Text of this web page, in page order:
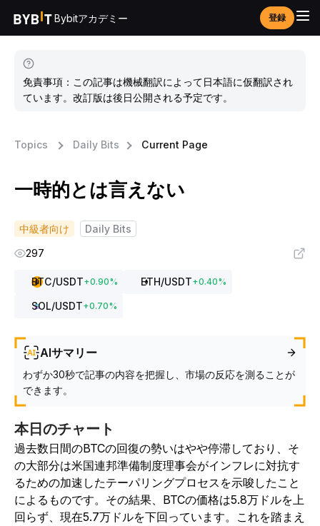
Bybitアカデミー 登録
免責事項：この記事は機械翻訳によって日本語に仮翻訳され
ています。改訂版は後日公開される予定です。
Topics Daily Bits Current Page
一時的とは言えない
中級者向け
Daily Bits
297
BTC/USDT+0.90% ETH/USDT+0.40%
SOL/USDT+0.70%
AIサマリー
わずか30秒で記事の内容を把握し、市場の反応を測ることが
できます。
本日のチャート
過去数日間のBTCの回復の勢いはやや停滞しており、そ
の大部分は米国連邦準備制度理事会がインフレに対抗す
るための加速したテーパリングプロセスを示唆したこと
によるものです。その結果、BTCの価格は5.8万ドルを上
回らず、現在5.7万ドルを下回っています。これを踏まえ